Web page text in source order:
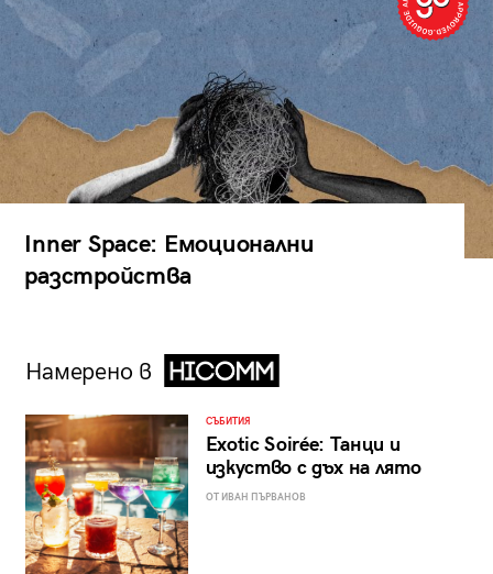
Inner Space: Емоционални
разстройства
Намерено в
СЪБИТИЯ
Exotic Soirée: Танци и
изкуство с дъх на лято
ОТ ИВАН ПЪРВАНОВ